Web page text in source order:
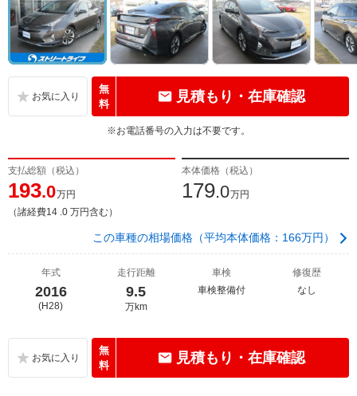
無
料
見積もり・在庫確認
※お電話番号の入力は不要です。
支払総額（税込）
193.0万円
（諸経費14 .0 万円含む）
本体価格（税込）
179.0万円
この車種の相場価格（平均本体価格：166万円）
年式
2016
(H28)
走行距離
9.5
万km
車検
車検整備付
修復歴
なし
無
料
見積もり・在庫確認